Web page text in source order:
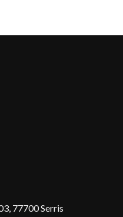
77700 Serris